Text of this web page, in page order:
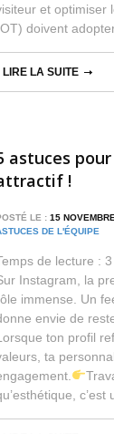
et optimiser
doivent
LIRE LA SUITE
astuces
!
LE : 15
DE L'ÉQUIPE
de lecture : 3
Instagram, la
immense. Un
envie de
ton profil
ta